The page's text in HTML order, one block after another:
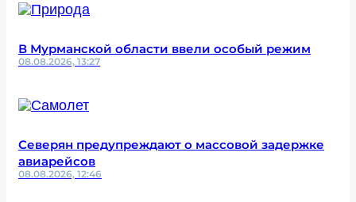
В Мурманской области ввели особый режим
08.08.2026, 13:27
Северян предупреждают о массовой задержке
авиарейсов
08.08.2026, 12:46